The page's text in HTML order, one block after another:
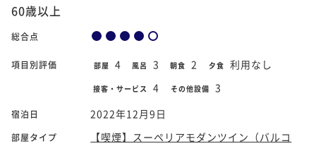
60歳以上
総合点
項目別評価 部屋 4 風呂 3 朝食 2 夕食 利用なし
接客・サービス 4 その他設備 3
宿泊日 2022年12月9日
部屋タイプ
【喫煙】スーペリアモダンツイン（バルコ